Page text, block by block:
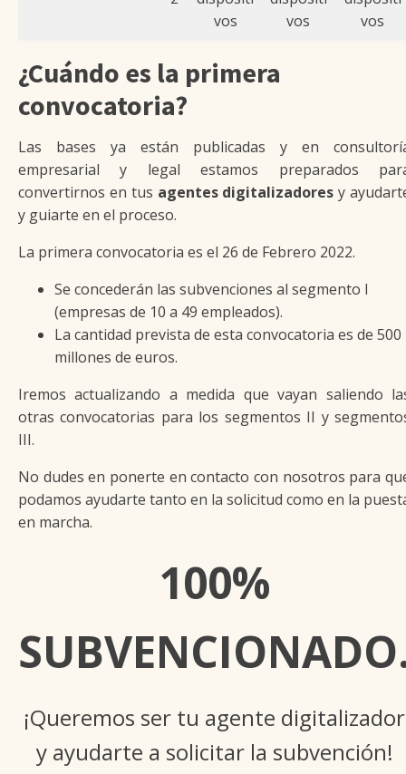
vos
vos
vos
¿Cuándo es la primera
convocatoria?
Las bases ya están publicadas y en
empresarial y legal estamos preparados
convertirnos en tus agentes digitalizadores y
y guiarte en el proceso.
La primera convocatoria es el 26 de Febrero 2022.
Se concederán las subvenciones al segmento I
(empresas de 10 a 49 empleados).
La cantidad prevista de esta convocatoria es de 500
millones de euros.
Iremos actualizando a medida que vayan saliendo
otras convocatorias para los segmentos II y
III.
No dudes en ponerte en contacto con nosotros para
podamos ayudarte tanto en la solicitud como en la
en marcha.
100%
¡Queremos ser tu agente digitalizador
y ayudarte a solicitar la subvención!